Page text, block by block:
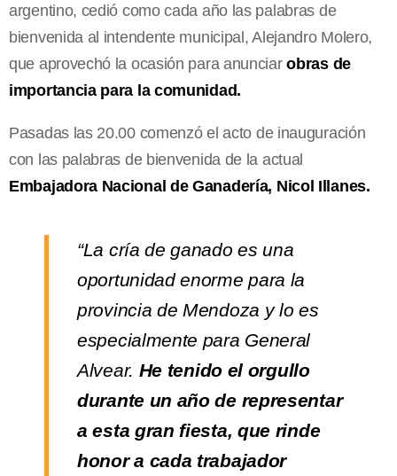
argentino, cedió como cada año las palabras de
bienvenida al intendente municipal, Alejandro Molero,
que aprovechó la ocasión para anunciarobras de
importancia para la comunidad.
Pasadas las 20.00 comenzó el acto de inauguración
con las palabras de bienvenida de la actual
Embajadora Nacional de Ganadería, Nicol Illanes.
“La cría de ganado es una
oportunidad enorme para la
provincia de Mendoza y lo es
especialmente para General
Alvear. He tenido el orgullo
durante un año de representar
a esta gran fiesta, que rinde
honor a cada trabajador